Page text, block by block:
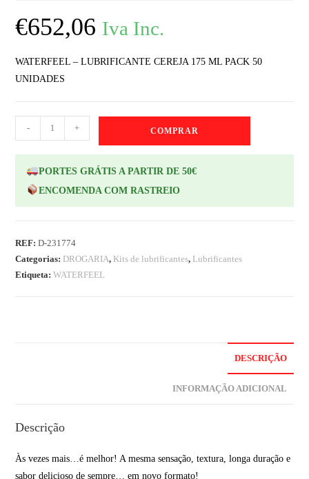
€652,06 Iva Inc.
WATERFEEL – LUBRIFICANTE CEREJA 175 ML PACK 50
UNIDADES
- + COMPRAR
PORTES GRÁTIS A PARTIR DE 50€
ENCOMENDA COM RASTREIO
REF:D-231774
Categorias: DROGARIA, Kits de lubrificantes, Lubrificantes
Etiqueta:WATERFEEL
DESCRIÇÃO
INFORMAÇÃO ADICIONAL
Descrição
Às vezes mais…é melhor! A mesma sensação, textura, longa duração e
sabor delicioso de sempre… em novo formato!